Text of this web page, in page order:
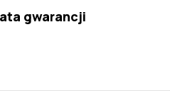
gwarancji